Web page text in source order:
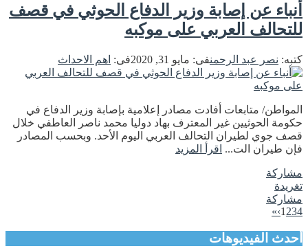
أنباء عن إصابة وزير الدفاع الحوثي في قصف
للتحالف العربي على موكبه
كتبه: نصر عبد الرحمنفى: مايو 31, 2020 فى: اهم الاحداث
المواطن/ متابعات أفادت مصادر إعلامية بإصابة وزير الدفاع في
حكومة الحوثيين غير المعترف بهاد دوليا محمد ناصر العاطفي خلال
قصف جوي لطيران التحالف العربي اليوم الأحد. وبحسب المصادر
فإن طيران الت... اقرأ المزيد
مشاركة
تغريدة
مشاركة
1 234
›
»
أحدث الفيديوهات